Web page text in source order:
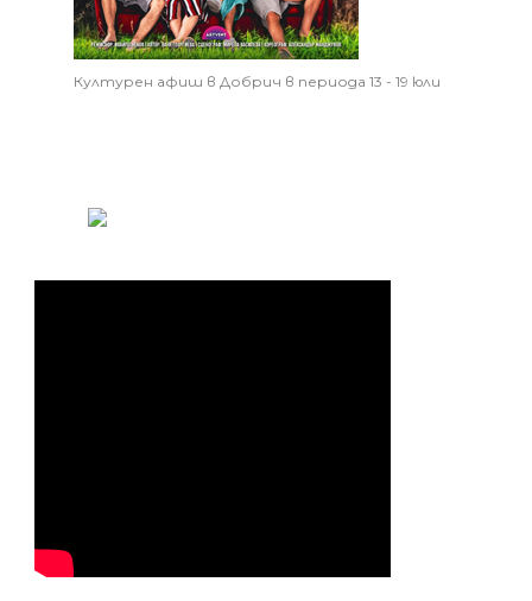
Културен афиш в Добрич в периода 13 - 19 юли